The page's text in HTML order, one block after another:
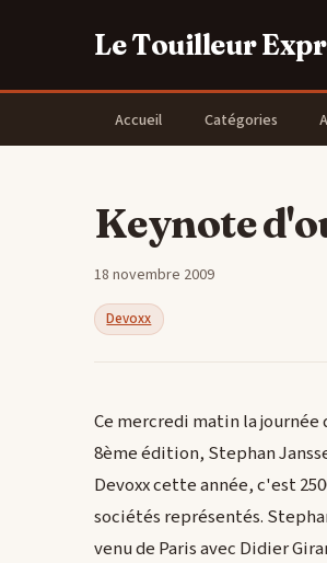
Le Touilleur
Accueil Catégories
Keynote
18 novembre 2009
Devoxx
Ce mercredi matin la
8ème édition, Stephan
Devoxx cette année, c'est
sociétés représentés.
venu de Paris avec Didier